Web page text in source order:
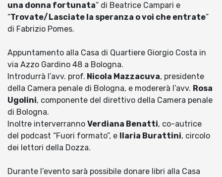
una donna fortunata” di Beatrice Campari e
“Trovate/Lasciate la speranza o voi che entrate”
di Fabrizio Pomes.
Appuntamento alla Casa di Quartiere Giorgio Costa in
via Azzo Gardino 48 a Bologna.
Introdurrà l’avv. prof. Nicola Mazzacuva, presidente
della Camera penale di Bologna, e modererà l’avv. Rosa
Ugolini, componente del direttivo della Camera penale
di Bologna.
Inoltre interverranno Verdiana Benatti, co-autrice
del podcast “Fuori formato”, e
Ilaria Burattini, circolo
dei lettori della Dozza.
Durante l’evento sarà possibile donare libri alla Casa